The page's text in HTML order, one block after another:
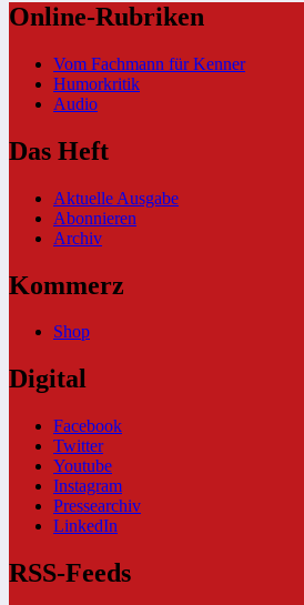
Online-Rubriken
Vom Fachmann für Kenner
Humorkritik
Audio
Das Heft
Aktuelle Ausgabe
Abonnieren
Archiv
Kommerz
Shop
Digital
Facebook
Twitter
Youtube
Instagram
Pressearchiv
LinkedIn
RSS-Feeds